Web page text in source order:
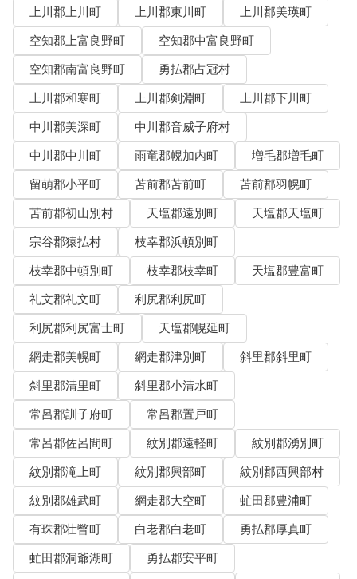
上川郡上川町
上川郡東川町
上川郡美瑛町
空知郡上富良野町
空知郡中富良野町
空知郡南富良野町
勇払郡占冠村
上川郡和寒町
上川郡剣淵町
上川郡下川町
中川郡美深町
中川郡音威子府村
中川郡中川町
雨竜郡幌加内町
増毛郡増毛町
留萌郡小平町
苫前郡苫前町
苫前郡羽幌町
苫前郡初山別村
天塩郡遠別町
天塩郡天塩町
宗谷郡猿払村
枝幸郡浜頓別町
枝幸郡中頓別町
枝幸郡枝幸町
天塩郡豊富町
礼文郡礼文町
利尻郡利尻町
利尻郡利尻富士町
天塩郡幌延町
網走郡美幌町
網走郡津別町
斜里郡斜里町
斜里郡清里町
斜里郡小清水町
常呂郡訓子府町
常呂郡置戸町
常呂郡佐呂間町
紋別郡遠軽町
紋別郡湧別町
紋別郡滝上町
紋別郡興部町
紋別郡西興部村
紋別郡雄武町
網走郡大空町
虻田郡豊浦町
有珠郡壮瞥町
白老郡白老町
勇払郡厚真町
虻田郡洞爺湖町
勇払郡安平町